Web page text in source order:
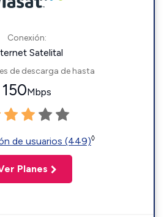
Conexión:
Satelital
de descarga de hasta
150Mbps
de usuarios (449)◊
Planes